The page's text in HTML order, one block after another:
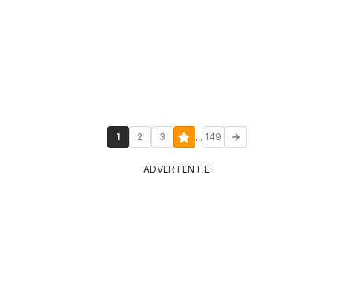
1 2 3 ... 149
ADVERTENTIE